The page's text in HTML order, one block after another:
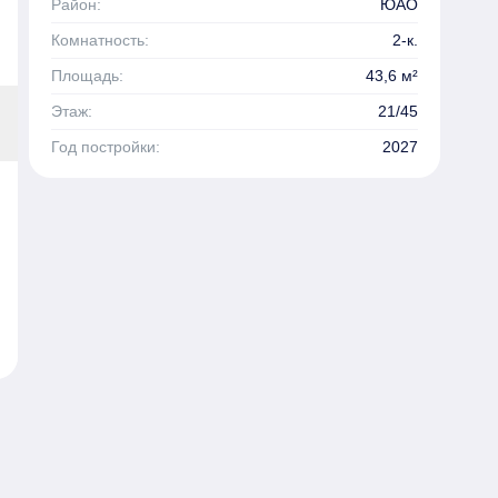
Район:
ЮАО
Комнатность:
2-к.
Площадь:
43,6 м²
Этаж:
21/45
Год постройки:
2027